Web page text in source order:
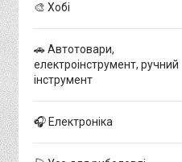
🎨 Хобі
🚗 Автотовари,
електроінструмент, ручний
інструмент
🎧 Електроніка